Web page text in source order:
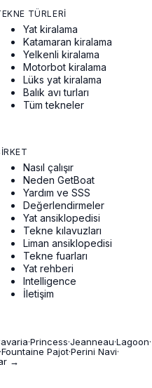
TÜRLERI
Yat kiralama
Katamaran kiralama
Yelkenli kiralama
Motorbot kiralama
Lüks yat kiralama
Balık avı turları
Tüm tekneler
Nasıl çalışır
Neden GetBoat
Yardım ve SSS
Değerlendirmeler
Yat ansiklopedisi
Tekne kılavuzları
Liman ansiklopedisi
Tekne fuarları
Yat rehberi
Intelligence
İletişim
·Princess·Jeanneau·Lagoon·
·Fountaine Pajot·Perini Navi·
→